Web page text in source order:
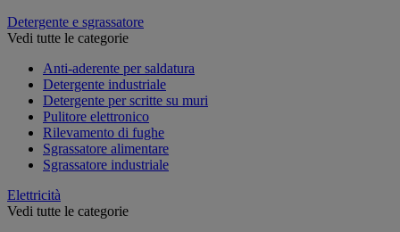
Detergente e sgrassatore
Vedi tutte le categorie
Anti-aderente per saldatura
Detergente industriale
Detergente per scritte su muri
Pulitore elettronico
Rilevamento di fughe
Sgrassatore alimentare
Sgrassatore industriale
Elettricità
Vedi tutte le categorie